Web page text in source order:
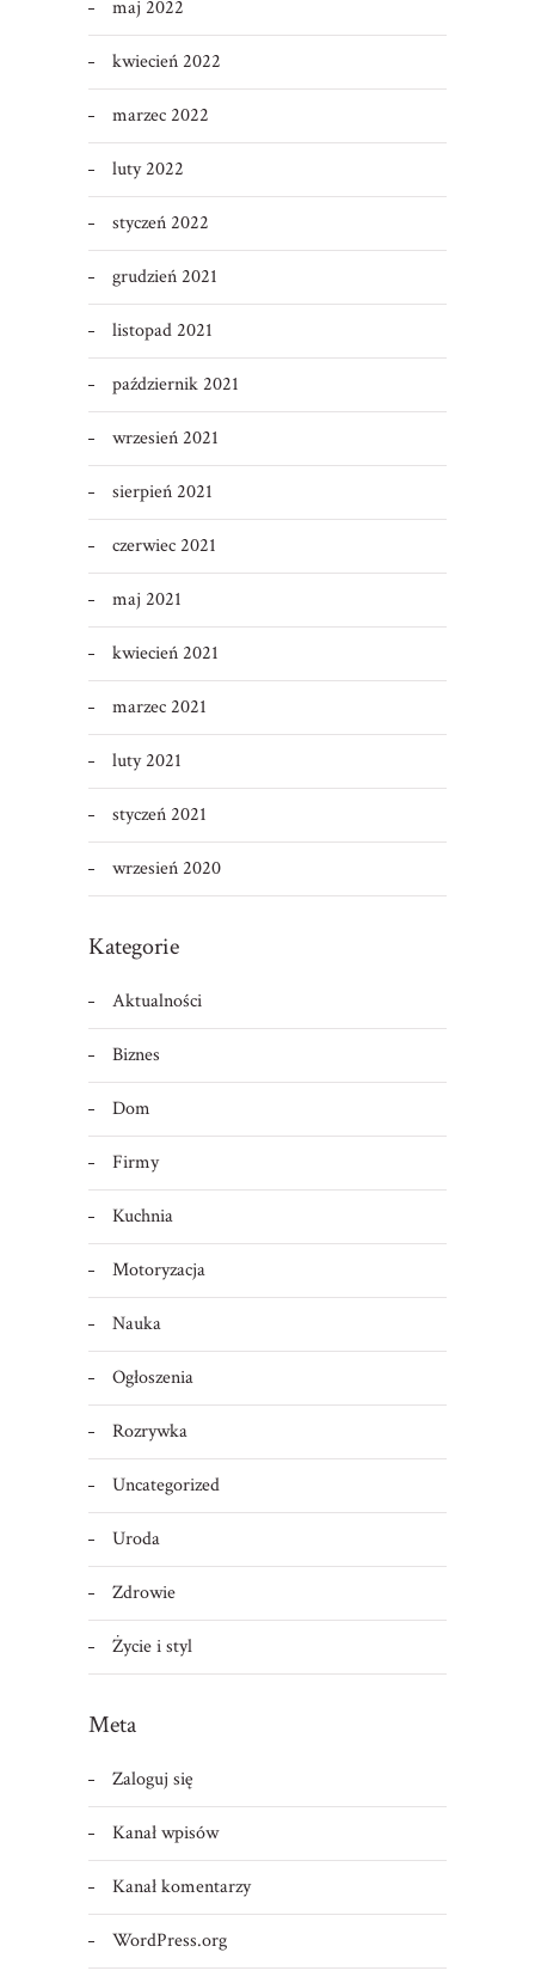
maj 2022
kwiecień 2022
marzec 2022
luty 2022
styczeń 2022
grudzień 2021
listopad 2021
październik 2021
wrzesień 2021
sierpień 2021
czerwiec 2021
maj 2021
kwiecień 2021
marzec 2021
luty 2021
styczeń 2021
wrzesień 2020
Kategorie
Aktualności
Biznes
Dom
Firmy
Kuchnia
Motoryzacja
Nauka
Ogłoszenia
Rozrywka
Uncategorized
Uroda
Zdrowie
Życie i styl
Meta
Zaloguj się
Kanał wpisów
Kanał komentarzy
WordPress.org